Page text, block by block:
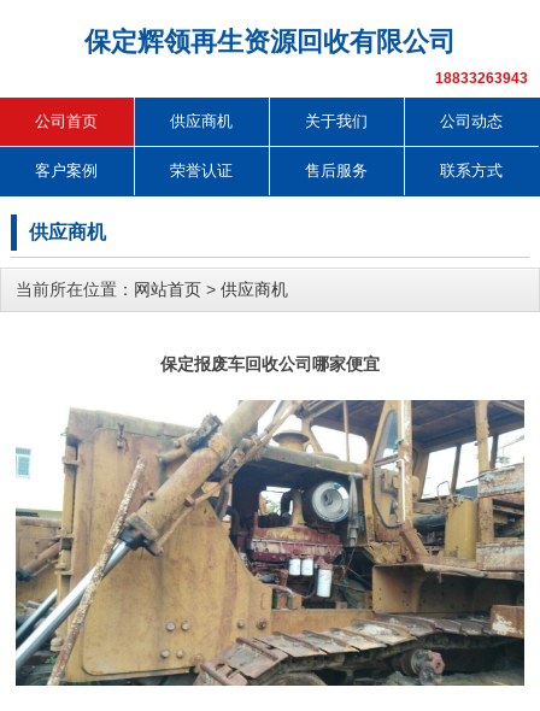
保定辉领再生资源回收有限公司
18833263943
公司首页 供应商机 关于我们 公司动态
客户案例 荣誉认证 售后服务 联系方式
供应商机
当前所在位置： 网站首页 > 供应商机
保定报废车回收公司哪家便宜